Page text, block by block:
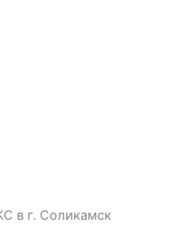
в г. Соликамск